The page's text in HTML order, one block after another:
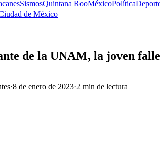
SismosQuintana RooMéxicoPolítica
de México
de la UNAM, la joven
·8 de enero de 2023·2 min de lectura